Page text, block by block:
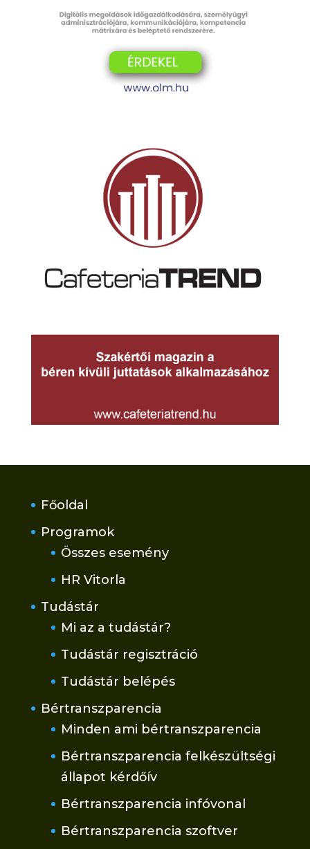
Főoldal
Programok
Összes esemény
HR Vitorla
Tudástár
Mi az a tudástár?
Tudástár regisztráció
Tudástár belépés
Bértranszparencia
Minden ami bértranszparencia
Bértranszparencia felkészültségi
állapot kérdőív
Bértranszparencia infóvonal
Bértranszparencia szoftver